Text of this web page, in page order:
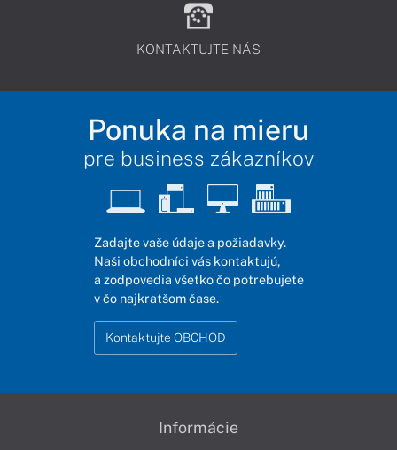
KONTAKTUJTE NÁS
Ponuka na mieru
pre business zákazníkov
Zadajte vaše údaje a požiadavky.
Naši obchodníci vás kontaktujú,
a zodpovedia všetko čo potrebujete
v čo najkratšom čase.
Kontaktujte OBCHOD
Informácie